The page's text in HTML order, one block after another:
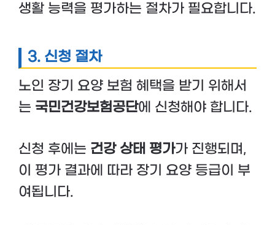
생활 능력을 평가하는 절차가 필요합니다.
3. 신청 절차
노인 장기 요양 보험 혜택을 받기 위해서
는 국민건강보험공단에 신청해야 합니다.
신청 후에는 건강 상태 평가가 진행되며,
이 평가 결과에 따라 장기 요양 등급이 부
여됩니다.